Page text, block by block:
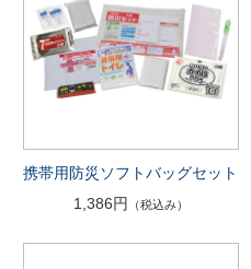
携帯用防災ソフトバッグセット
1,386円 （税込み）